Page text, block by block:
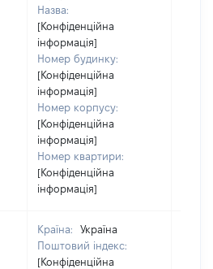
Назва:
[Конфіденційна
інформація]
Номер будинку:
[Конфіденційна
інформація]
Номер корпусу:
[Конфіденційна
інформація]
Номер квартири:
[Конфіденційна
інформація]
Країна:
Україна
Поштовий індекс:
[Конфіденційна